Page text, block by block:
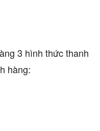
3 hình thức thanh
hàng: